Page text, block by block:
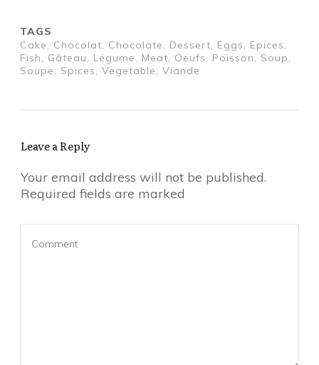
TAGS
Cake, Chocolat, Chocolate, Dessert, Eggs, Epices,
Fish, Gâteau, Légume, Meat, Oeufs, Poisson, Soup,
Soupe, Spices, Vegetable, Viande
Leave a Reply
Your email address will not be published.
Required fields are marked